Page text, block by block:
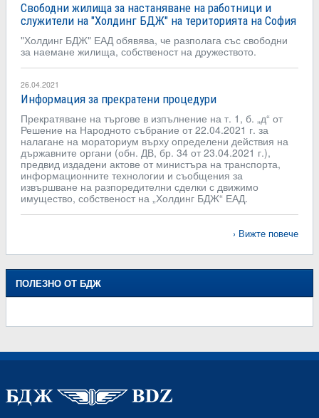
Свободни жилища за настаняване на работници и
служители на "Холдинг БДЖ" на територията на София
"Холдинг БДЖ" ЕАД обявява, че разполага със свободни
за наемане жилища, собственост на дружеството.
26.04.2021
Информация за прекратени процедури
Прекратяване на търгове в изпълнение на т. 1, б. „д“ от
Решение на Народното събрание от 22.04.2021 г. за
налагане на мораториум върху определени действия на
държавните органи (обн. ДВ, бр. 34 от 23.04.2021 г.),
предвид издадени актове от министъра на транспорта,
информационните технологии и съобщения за
извършване на разпоредителни сделки с движимо
имущество, собственост на „Холдинг БДЖ“ ЕАД.
Вижте повече
ПОЛЕЗНО ОТ БДЖ